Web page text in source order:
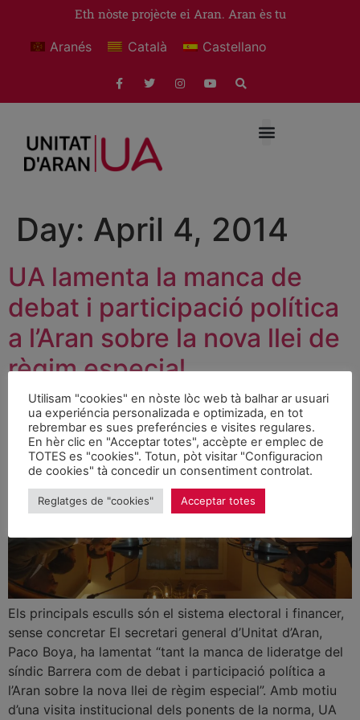
Eth nòste projècte ei Aran. Aran ès tu
Aranés Català Castellano
Day: April 4, 2014
UA lamenta la manca de
debat i participació política
a l’Aran sobre la nova llei de
règim especial
Els principals esculls són el sistema electoral i financer,
sense concretar El secretari general d’Unitat d’Aran,
Paco Boya, ha lamentat “tant la manca de lideratge del
síndic Barrera com de debat i participació política a
l’Aran sobre la nova llei de règim especial”. Amb motiu
d’una visita institucional dels ponents de la norma, UA
Utilisam "cookies" en nòste lòc web tà balhar ar usuari
ua experiéncia personalizada e optimizada, en tot
rebrembar es sues preferéncies e visites regulares.
En hèr clic en "Acceptar totes", accèpte er emplec de
TOTES es "cookies". Totun, pòt visitar "Configuracion
de cookies" tà concedir un consentiment controlat.
Reglatges de "cookies" Acceptar totes